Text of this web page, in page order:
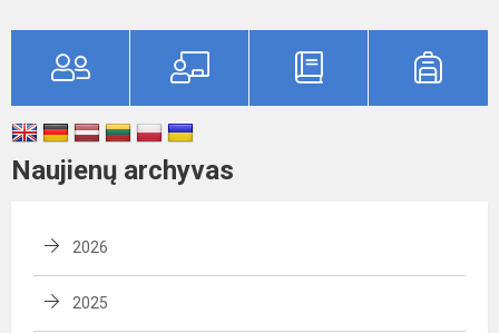
Naujienų archyvas
2026
2025